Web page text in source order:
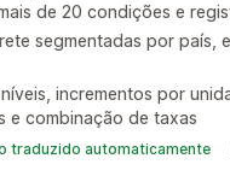
de 20 condições e
segmentadas por país,
incrementos por
e combinação de taxas
traduzido automaticamente